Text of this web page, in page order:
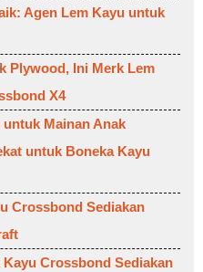
Agen Lem Kayu untuk
Plywood, Ini Merk Lem
X4
Mainan Anak
untuk Boneka Kayu
Crossbond Sediakan
Crossbond Sediakan